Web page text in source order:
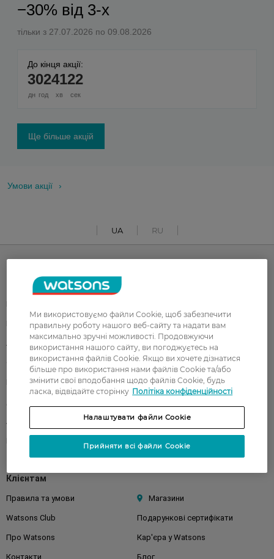
−30% від 3-х
тільки з 27.07.2026 по 09.08.2026
До кінця акції:
3
дн
02
год
41
хв
21
сек
Ще більше акцій
Умови акції
UA RU
Каталог
Парфуми Здоров'я
Акції
Обличчя Тіло
Подарунки Діти
Аксесуари Дерматокосметика
Клієнтам
Правила та умови Магазини
Watsons Club Подарункові сертифікати
Про Watsons Кар'єра у Watsons
Контакти Блог
Ми використовуємо файли Cookie, щоб забезпечити
правильну роботу нашого веб-сайту та надати вам
максимально зручні можливості. Продовжуючи
використання нашого сайту, ви погоджуєтесь на
використання файлів Cookie. Якщо ви хочете дізнатися
більше про використання нами файлів Cookie та/або
змінити свої вподобання щодо файлів Cookie, будь
ласка, відвідайте сторінку Політіка конфіденційності
Налаштувати файли Cookie
Прийняти всі файли Cookie